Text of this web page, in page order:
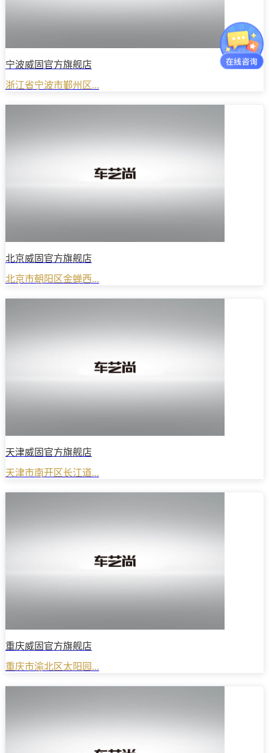
宁波威固官方旗舰店
浙江省宁波市鄞州区...
北京威固官方旗舰店
北京市朝阳区金蝉西...
天津威固官方旗舰店
天津市南开区长江道...
重庆威固官方旗舰店
重庆市渝北区太阳园...